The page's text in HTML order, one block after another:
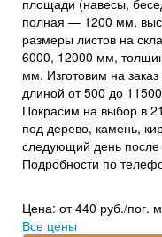
площади (навесы,
полная — 1200 мм,
размеры листов на
6000, 12000 мм,
мм. Изготовим на
длиной от 500 до
Покрасим на выбор в
под дерево, камень,
следующий день после
Подробности по
Цена: от 440 руб./пог. м
Все цены